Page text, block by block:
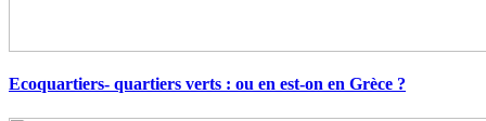
Ecoquartiers- quartiers verts : ou en est-on en Grèce ?